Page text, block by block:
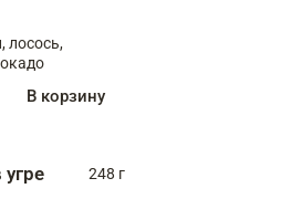
лосось,
В корзину
248 г